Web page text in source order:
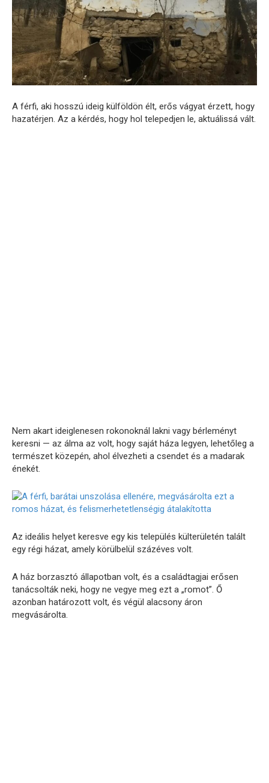
A férfi, aki hosszú ideig külföldön élt, erős vágyat érzett, hogy
hazatérjen. Az a kérdés, hogy hol telepedjen le, aktuálissá vált.
Nem akart ideiglenesen rokonoknál lakni vagy bérleményt
keresni — az álma az volt, hogy saját háza legyen, lehetőleg a
természet közepén, ahol élvezheti a csendet és a madarak
énekét.
Az ideális helyet keresve egy kis település külterületén talált
egy régi házat, amely körülbelül százéves volt.
A ház borzasztó állapotban volt, és a családtagjai erősen
tanácsolták neki, hogy ne vegye meg ezt a „romot”. Ő
azonban határozott volt, és végül alacsony áron
megvásárolta.